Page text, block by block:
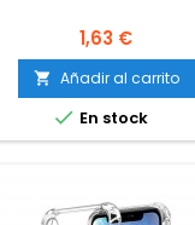
Precio
1,63 €
 Añadir al carrito
 En stock